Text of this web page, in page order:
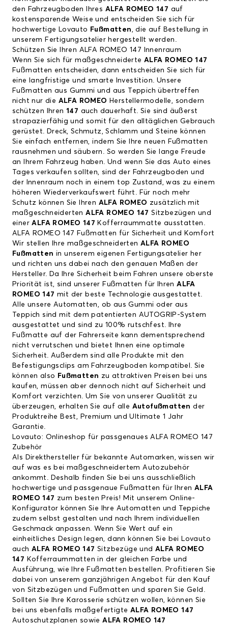
den Fahrzeugboden Ihres ALFA ROMEO 147 auf
kostensparende Weise und entscheiden Sie sich für
hochwertige Lovauto Fußmatten, die auf Bestellung in
unserem Fertigungsatelier hergestellt werden.
Schützen Sie Ihren ALFA ROMEO 147 Innenraum
Wenn Sie sich für maßgeschneiderte ALFA ROMEO 147
Fußmatten entscheiden, dann entscheiden Sie sich für
eine langfristige und smarte Investition. Unsere
Fußmatten aus Gummi und aus Teppich übertreffen
nicht nur die ALFA ROMEO Herstellermodelle, sondern
schützen Ihren147 auch dauerhaft. Sie sind äußerst
strapazierfähig und somit für den alltäglichen Gebrauch
gerüstet. Dreck, Schmutz, Schlamm und Steine können
Sie einfach entfernen, indem Sie Ihre neuen Fußmatten
rausnehmen und säubern. So werden Sie lange Freude
an Ihrem Fahrzeug haben. Und wenn Sie das Auto eines
Tages verkaufen sollten, sind der Fahrzeugboden und
der Innenraum noch in einem top Zustand, was zu einem
höheren Wiederverkaufswert führt. Für noch mehr
Schutz können Sie Ihren ALFA ROMEO zusätzlich mit
maßgeschneidertenALFA ROMEO 147 Sitzbezügen und
einerALFA ROMEO 147 Kofferraummatte ausstatten.
ALFA ROMEO 147 Fußmatten für Sicherheit und Komfort
Wir stellen Ihre maßgeschneiderten ALFA ROMEO
Fußmatten in unserem eigenen Fertigungsatelier her
und richten uns dabei nach den genauen Maßen der
Hersteller. Da Ihre Sicherheit beim Fahren unsere oberste
Priorität ist, sind unserer Fußmatten für IhrenALFA
ROMEO 147 mit der beste Technologie ausgestattet.
Alle unsere Automatten, ob aus Gummi oder aus
Teppich sind mit dem patentierten AUTOGRIP-System
ausgestattet und sind zu 100% rutschfest. Ihre
Fußmatte auf der Fahrerseite kann dementsprechend
nicht verrutschen und bietet Ihnen eine optimale
Sicherheit. Außerdem sind alle Produkte mit den
Befestigungsclips am Fahrzeugboden kompatibel. Sie
können also Fußmatten zu attraktiven Preisen bei uns
kaufen, müssen aber dennoch nicht auf Sicherheit und
Komfort verzichten. Um Sie von unserer Qualität zu
überzeugen, erhalten Sie auf alle Autofußmatten der
Produktreihe Best, Premium und Ultimate 1 Jahr
Garantie.
Lovauto: Onlineshop für passgenaues ALFA ROMEO 147
Zubehör
Als Direkthersteller für bekannte Automarken, wissen wir
auf was es bei maßgeschneidertem Autozubehör
ankommt. Deshalb finden Sie bei uns ausschließlich
hochwertige und passgenaue Fußmatten für Ihren ALFA
ROMEO 147 zum besten Preis! Mit unserem Online-
Konfigurator können Sie Ihre Automatten und Teppiche
zudem selbst gestalten und nach Ihrem individuellen
Geschmack anpassen. Wenn Sie Wert auf ein
einheitliches Design legen, dann können Sie bei Lovauto
auch ALFA ROMEO 147 Sitzbezüge und ALFA ROMEO
147 Kofferraummatten in der gleichen Farbe und
Ausführung, wie Ihre Fußmatten bestellen. Profitieren Sie
dabei von unserem ganzjährigen Angebot für den Kauf
von Sitzbezügen und Fußmatten und sparen Sie Geld.
Sollten Sie Ihre Karosserie schützen wollen, können Sie
bei uns ebenfalls maßgefertigte ALFA ROMEO 147
Autoschutzplanen sowieALFA ROMEO 147